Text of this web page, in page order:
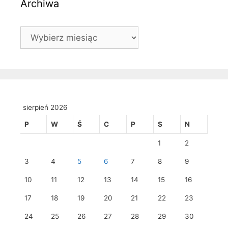
Archiwa
Archiwa
sierpień 2026
P W Ś C P S N
1 2
3 4 5 6 7 8 9
10 11 12 13 14 15 16
17 18 19 20 21 22 23
24 25 26 27 28 29 30